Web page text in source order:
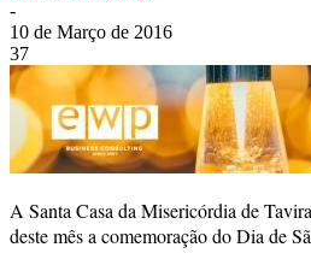
-
10 de Março de 2016
37
A Santa Casa da Misericórdia de
deste mês a comemoração do Dia de